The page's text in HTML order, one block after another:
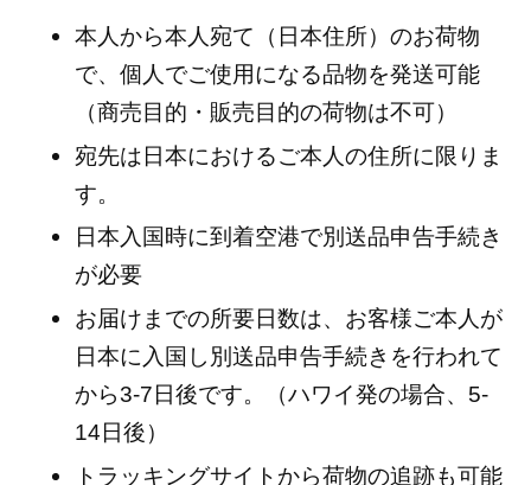
本人から本人宛て（日本住所）のお荷物
で、個人でご使用になる品物を発送可能
（商売目的・販売目的の荷物は不可）
宛先は日本におけるご本人の住所に限りま
す。
日本入国時に到着空港で別送品申告手続き
が必要
お届けまでの所要日数は、お客様ご本人が
日本に入国し別送品申告手続きを行われて
から3-7日後です。（ハワイ発の場合、5-
14日後）
トラッキングサイトから荷物の追跡も可能